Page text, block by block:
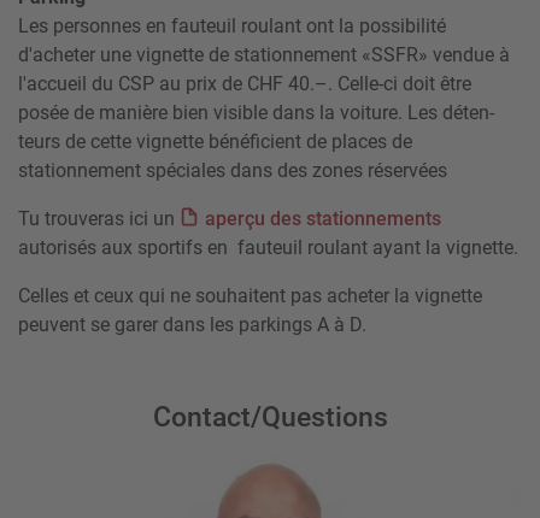
Les personnes en fauteuil roulant ont la possibilité
d'acheter une vignette de stationnement «SSFR» vendue à
l'accueil du CSP au prix de CHF 40.–. Celle-ci doit être
posée de manière bien visible dans la voiture. Les déten-
teurs de cette vignette bénéficient de places de
stationnement spéciales dans des zones réservées
Tu trouveras ici un
aperçu des stationnements
autorisés aux sportifs en fauteuil roulant ayant la vignette.
Celles et ceux qui ne souhaitent pas acheter la vignette
peuvent se garer dans les parkings A à D.
Contact/Questions